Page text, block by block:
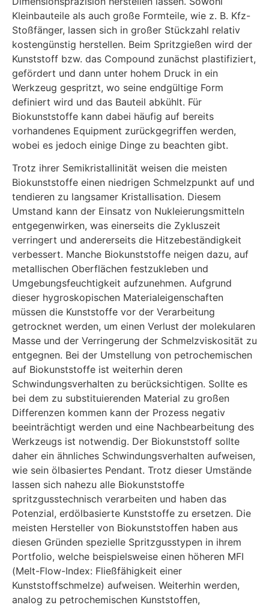
Kleinbauteile als auch große Formteile, wie z. B. Kfz-
Stoßfänger, lassen sich in großer Stückzahl relativ
kostengünstig herstellen. Beim Spritzgießen wird der
Kunststoff bzw. das Compound zunächst plastifiziert,
gefördert und dann unter hohem Druck in ein
Werkzeug gespritzt, wo seine endgültige Form
definiert wird und das Bauteil abkühlt. Für
Biokunststoffe kann dabei häufig auf bereits
vorhandenes Equipment zurückgegriffen werden,
wobei es jedoch einige Dinge zu beachten gibt.
Trotz ihrer Semikristallinität weisen die meisten
Biokunststoffe einen niedrigen Schmelzpunkt auf und
tendieren zu langsamer Kristallisation. Diesem
Umstand kann der Einsatz von Nukleierungsmitteln
entgegenwirken, was einerseits die Zykluszeit
verringert und andererseits die Hitzebeständigkeit
verbessert. Manche Biokunststoffe neigen dazu, auf
metallischen Oberflächen festzukleben und
Umgebungsfeuchtigkeit aufzunehmen. Aufgrund
dieser hygroskopischen Materialeigenschaften
müssen die Kunststoffe vor der Verarbeitung
getrocknet werden, um einen Verlust der molekularen
Masse und der Verringerung der Schmelzviskosität zu
entgegnen. Bei der Umstellung von petrochemischen
auf Biokunststoffe ist weiterhin deren
Schwindungsverhalten zu berücksichtigen. Sollte es
bei dem zu substituierenden Material zu großen
Differenzen kommen kann der Prozess negativ
beeinträchtigt werden und eine Nachbearbeitung des
Werkzeugs ist notwendig. Der Biokunststoff sollte
daher ein ähnliches Schwindungsverhalten aufweisen,
wie sein ölbasiertes Pendant. Trotz dieser Umstände
lassen sich nahezu alle Biokunststoffe
spritzgusstechnisch verarbeiten und haben das
Potenzial, erdölbasierte Kunststoffe zu ersetzen. Die
meisten Hersteller von Biokunststoffen haben aus
diesen Gründen spezielle Spritzgusstypen in ihrem
Portfolio, welche beispielsweise einen höheren MFI
(Melt-Flow-Index: Fließfähigkeit einer
Kunststoffschmelze) aufweisen. Weiterhin werden,
analog zu petrochemischen Kunststoffen,